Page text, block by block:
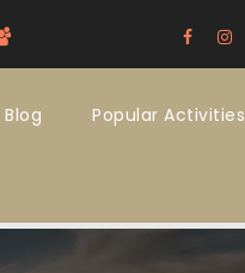
Blog Popular Activities